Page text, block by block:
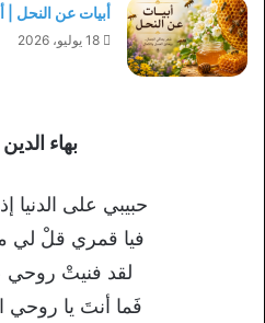
أبيات عن النحل |
18 يوليو، 2026
بهاء
حبيبي على
فيا قمري قلْ لي
لقد فنيتْ روحي
فَما أنتَ يا روحي